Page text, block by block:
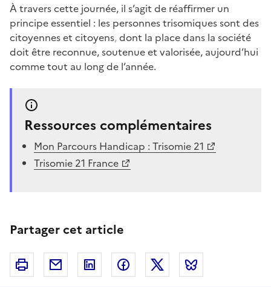
À travers cette journée, il s’agit de réaffirmer un
principe essentiel : les personnes trisomiquessont des
citoyennes et citoyens,dont la place dans la société
doit être reconnue, soutenue et valorisée, aujourd’hui
comme tout au long de l’année.
Ressources complémentaires
Mon Parcours Handicap : Trisomie 21
Trisomie 21 France
Partager cet article
Imprimer Courriel Linkedin FacebookTwitter